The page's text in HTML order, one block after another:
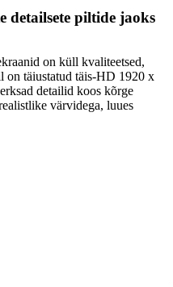
detailsete piltide jaoks
on küll kvaliteetsed,
on täiustatud täis-HD 1920 x
detailid koos kõrge
värvidega, luues